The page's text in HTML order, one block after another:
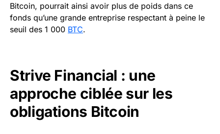
Bitcoin, pourrait ainsi avoir plus de poids dans ce
fonds qu’une grande entreprise respectant à peine le
seuil des 1 000 BTC.
Strive Financial : une
approche ciblée sur les
obligations Bitcoin